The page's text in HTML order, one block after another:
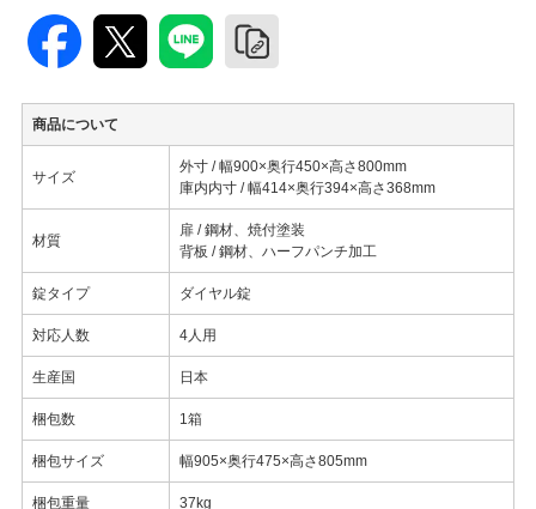
商品について
サイズ
外寸 / 幅900×奥行450×高さ800mm
庫内内寸 / 幅414×奥行394×高さ368mm
材質
扉 / 鋼材、焼付塗装
背板 / 鋼材、ハーフパンチ加工
錠タイプ ダイヤル錠
対応人数 4人用
生産国 日本
梱包数 1箱
梱包サイズ 幅905×奥行475×高さ805mm
梱包重量 37kg